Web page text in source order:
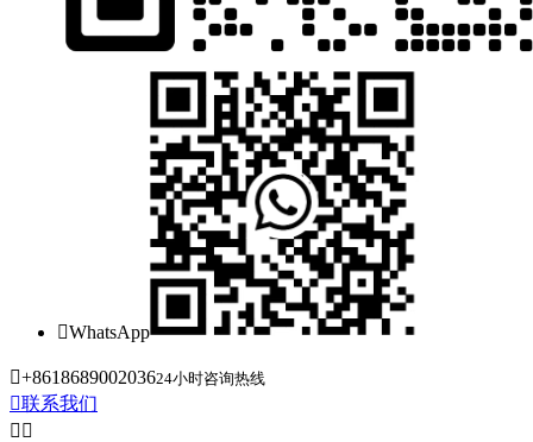
WhatsApp
+861868900203624小时咨询热线
联系我们
 